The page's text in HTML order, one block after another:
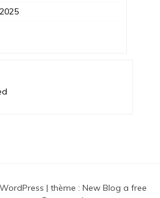
| thème : New Blog a free